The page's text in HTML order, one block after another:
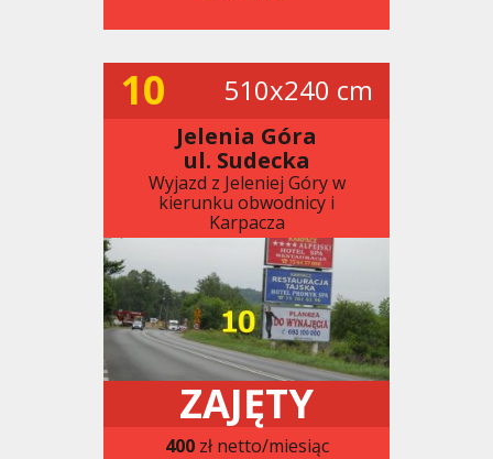
10 510x240 cm
Jelenia Góra
ul. Sudecka
Wyjazd z Jeleniej Góry w
kierunku obwodnicy i
Karpacza
ZAJĘTY
400zł netto/miesiąc